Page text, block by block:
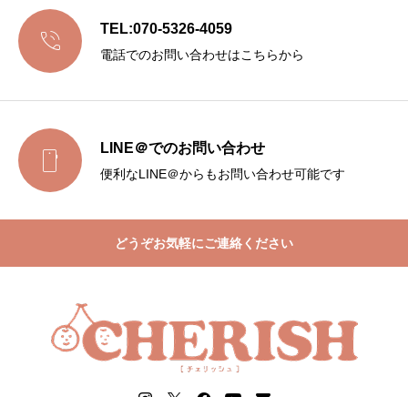
 TEL:070-5326-4059
電話でのお問い合わせはこちらから
 LINE＠でのお問い合わせ
便利なLINE＠からもお問い合わせ可能です
どうぞお気軽にご連絡ください